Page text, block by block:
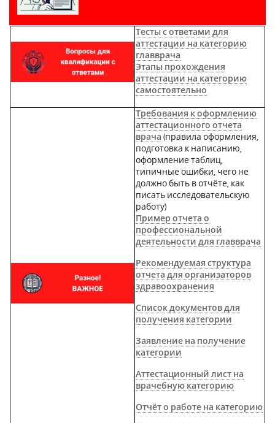
Тесты с ответами для
аттестации на категорию
главврача
Этапы прохождения
аттестации на категорию
самостоятельно
Требования к оформлению
аттестационного отчета
врача (правила оформления,
подготовка к написанию,
оформление таблиц,
типичные ошибки, чего не
должно быть в отчёте, как
писать исследовательскую
работу)
Пример отчета о
профессиональной
деятельности для главврача
Рекомендуемая структура
отчета для организаторов
здравоохранения
Список документов для
получения категории
Заявление на получение
категории
Аттестационный лист на
врачебную категорию
Отчёт о работе на категорию